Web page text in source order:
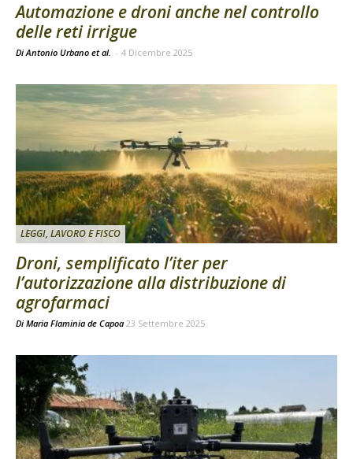
Automazione e droni anche nel controllo
delle reti irrigue
Di Antonio Urbano et al. - 4 Dicembre 2025
LEGGI, LAVORO E FISCO
Droni, semplificato l’iter per
l’autorizzazione alla distribuzione di
agrofarmaci
Di Maria Flaminia de Capoa 23 Settembre 2025